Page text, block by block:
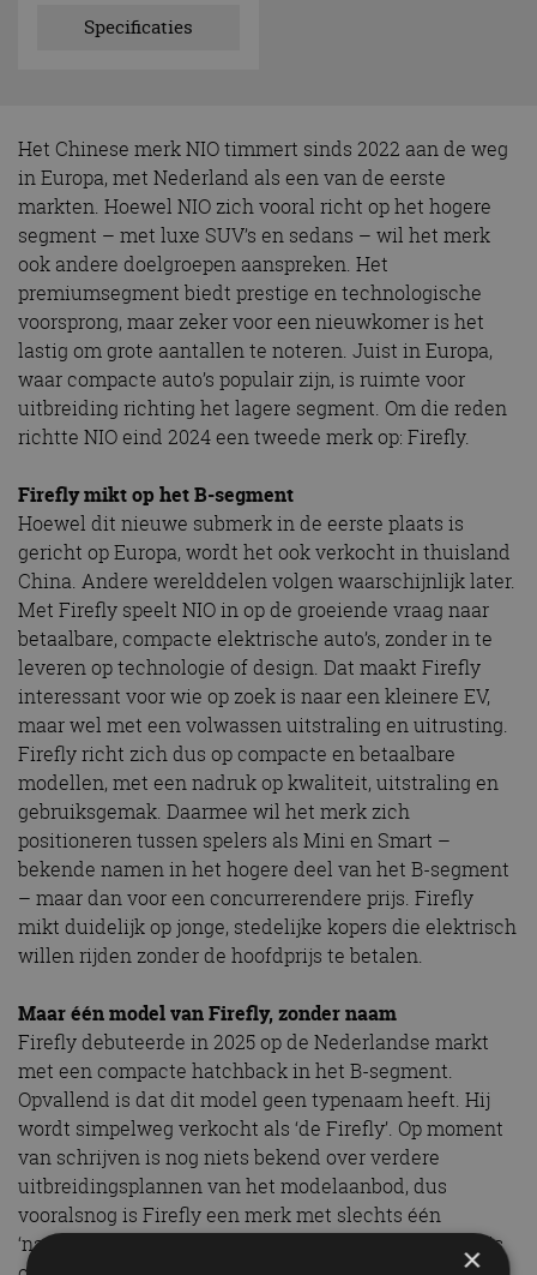
Specificaties
Het Chinese merk NIO timmert sinds 2022 aan de weg
in Europa, met Nederland als een van de eerste
markten. Hoewel NIO zich vooral richt op het hogere
segment – met luxe SUV’s en sedans – wil het merk
ook andere doelgroepen aanspreken. Het
premiumsegment biedt prestige en technologische
voorsprong, maar zeker voor een nieuwkomer is het
lastig om grote aantallen te noteren. Juist in Europa,
waar compacte auto’s populair zijn, is ruimte voor
uitbreiding richting het lagere segment. Om die reden
richtte NIO eind 2024 een tweede merk op: Firefly.
Firefly mikt op het B-segment
Hoewel dit nieuwe submerk in de eerste plaats is
gericht op Europa, wordt het ook verkocht in thuisland
China. Andere werelddelen volgen waarschijnlijk later.
Met Firefly speelt NIO in op de groeiende vraag naar
betaalbare, compacte elektrische auto’s, zonder in te
leveren op technologie of design. Dat maakt Firefly
interessant voor wie op zoek is naar een kleinere EV,
maar wel met een volwassen uitstraling en uitrusting.
Firefly richt zich dus op compacte en betaalbare
modellen, met een nadruk op kwaliteit, uitstraling en
gebruiksgemak. Daarmee wil het merk zich
positioneren tussen spelers als Mini en Smart –
bekende namen in het hogere deel van het B-segment
– maar dan voor een concurrerendere prijs. Firefly
mikt duidelijk op jonge, stedelijke kopers die elektrisch
willen rijden zonder de hoofdprijs te betalen.
Maar één model van Firefly, zonder naam
Firefly debuteerde in 2025 op de Nederlandse markt
met een compacte hatchback in het B-segment.
Opvallend is dat dit model geen typenaam heeft. Hij
wordt simpelweg verkocht als ‘de Firefly’. Op moment
van schrijven is nog niets bekend over verdere
uitbreidingsplannen van het modelaanbod, dus
vooralsnog is Firefly een merk met slechts één
‘naamloos’ model. Net als de modellen van NIO zelf is
×